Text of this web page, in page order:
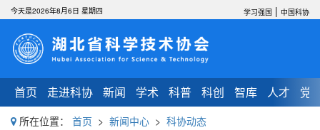
首页 走进科协 新闻 学术 科普 科创 智库 人才 党
今天是2026年8月6日 星期四 学习强国 | 中国科协
所在位置： 首页 > 新闻中心 > 科协动态